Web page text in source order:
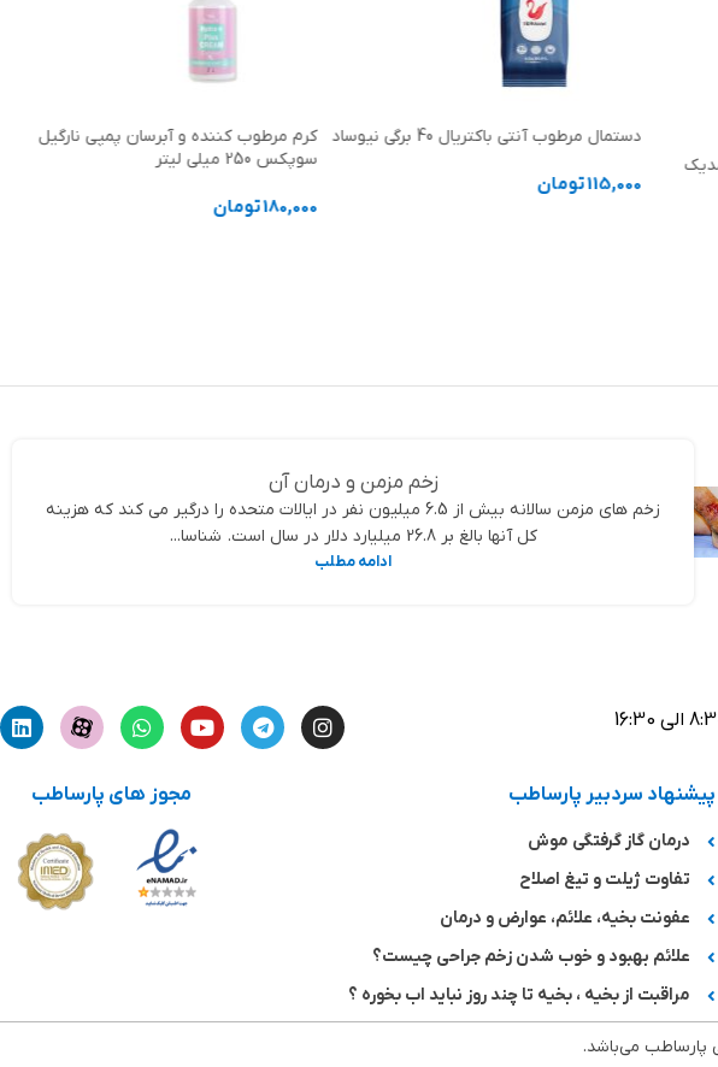
دستمال مرطوب آنتی باکتریال 40 برگی نیوساد
115,000تومان
کرم مرطوب کننده و آبرسان پمپی نارگیل
سوپکس 250 میلی لیتر
180,000تومان
زخم مزمن و درمان آن
زخم های مزمن سالانه بیش از 6.5 میلیون نفر در ایالات متحده را درگیر می کند که هزینه
کل آنها بالغ بر 26.8 میلیارد دلار در سال است. شناسا...
ادامه مطلب
پیشنهاد سردبیر پارساطب
درمان گاز گرفتگی موش
تفاوت ژیلت و تیغ اصلاح
عفونت بخیه، علائم، عوارض و درمان
علائم بهبود و خوب شدن زخم جراحی چیست؟
مراقبت از بخیه ، بخیه تا چند روز نباید اب بخوره ؟
مجوز های پارساطب
پارساطب می‌باشد.